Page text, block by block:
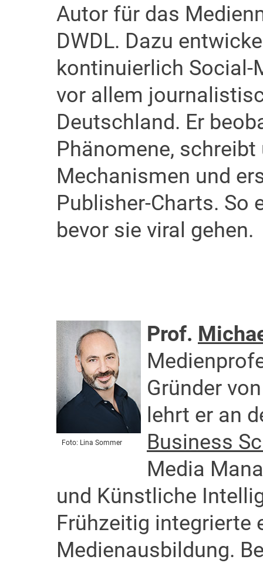
Autor für das
DWDL. Dazu
kontinuierlich Social-
vor allem
Deutschland. Er
Phänomene,
Mechanismen und
Publisher-Charts. So
bevor sie viral gehen.
Foto: Lina Sommer
Prof.
Gründer
lehrt er an
Business
Media
und Künstliche
Frühzeitig integrierte
Medienausbildung.